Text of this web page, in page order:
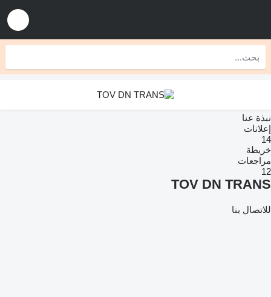
نبذة عنا
إعلانات
14
خريطة
مراجعات
12
TOV DN TRANS
للاتصال بنا